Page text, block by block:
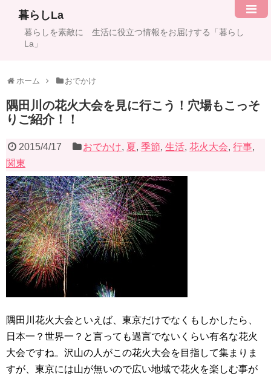
暮らしLa
暮らしを素敵に 生活に役立つ情報をお届けする「暮らし
La」
ホーム おでかけ
隅田川の花火大会を見に行こう！穴場もこっそ
りご紹介！！
2015/4/17 おでかけ, 夏,季節,生活,花火大会,行事,
関東
隅田川花火大会といえば、東京だけでなくもしかしたら、
日本一？世界一？と言っても過言でないくらい有名な花火
大会ですね。沢山の人がこの花火大会を目指して集まりま
すが、東京には山が無いので広い地域で花火を楽しむ事が